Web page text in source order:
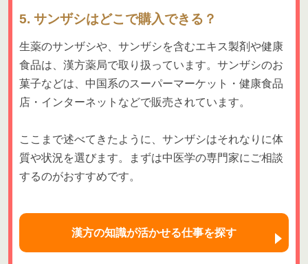
5. サンザシはどこで購入できる？
生薬のサンザシや、サンザシを含むエキス製剤や健康
食品は、漢方薬局で取り扱っています。サンザシのお
菓子などは、中国系のスーパーマーケット・健康食品
店・インターネットなどで販売されています。
ここまで述べてきたように、サンザシはそれなりに体
質や状況を選びます。まずは中医学の専門家にご相談
するのがおすすめです。
漢方の知識が活かせる仕事を探す